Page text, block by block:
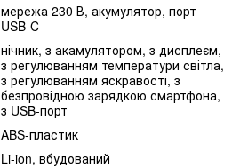
мережа 230 В, акумулятор, порт
USB-C
нічник, з акамулятором, з дисплеєм,
з регулюванням температури світла,
з регулюванням яскравості, з
безпровідною зарядкою смартфона,
з USB-порт
ABS-пластик
Li-ion, вбудований